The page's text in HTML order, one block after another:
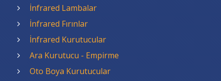
İnfrared Lambalar
İnfrared Fırınlar
İnfrared Kurutucular
Ara Kurutucu - Empirme
Oto Boya Kurutucular